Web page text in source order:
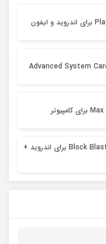
دانلود بازی Block Blast Adventure Master برای اندروید +